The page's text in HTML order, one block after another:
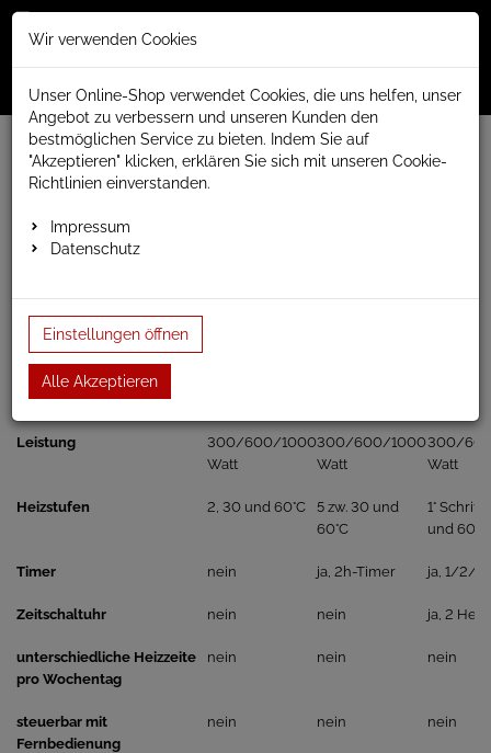
Menü
www.anapont.eu
elektrischer Badheizkörper
MAGMA Handtuchheizkörper elektrisch
Bauhöhe 1510mm
Leistung
300/600/1000
Watt
300/600/1000
Watt
300/
Watt
Heizstufen 2, 30 und 60°C
5 zw. 30 und
60°C
1°
und 60°C
Timer nein ja, 2h-Timer ja, 1/2/
Zeitschaltuhr nein nein ja, 2
unterschiedliche Heizzeite
pro Wochentag
nein nein nein
steuerbar mit
Fernbedienung
nein nein nein
Wir verwenden Cookies
Unser Online-Shop verwendet Cookies, die uns helfen, unser
Angebot zu verbessern und unseren Kunden den
bestmöglichen Service zu bieten. Indem Sie auf
"Akzeptieren" klicken, erklären Sie sich mit unseren Cookie-
Richtlinien einverstanden.
Impressum
Datenschutz
Einstellungen öffnen
Alle Akzeptieren